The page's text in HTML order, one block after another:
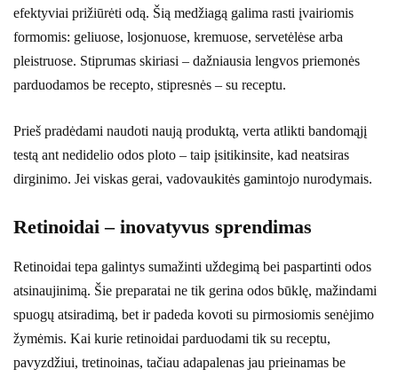
efektyviai prižiūrėti odą. Šią medžiagą galima rasti įvairiomis
formomis: geliuose, losjonuose, kremuose, servetėlėse arba
pleistruose. Stiprumas skiriasi – dažniausia lengvos priemonės
parduodamos be recepto, stipresnės – su receptu.
Prieš pradėdami naudoti naują produktą, verta atlikti bandomąjį
testą ant nedidelio odos ploto – taip įsitikinsite, kad neatsiras
dirginimo. Jei viskas gerai, vadovaukitės gamintojo nurodymais.
Retinoidai – inovatyvus sprendimas
Retinoidai tepa galintys sumažinti uždegimą bei paspartinti odos
atsinaujinimą. Šie preparatai ne tik gerina odos būklę, mažindami
spuogų atsiradimą, bet ir padeda kovoti su pirmosiomis senėjimo
žymėmis. Kai kurie retinoidai parduodami tik su receptu,
pavyzdžiui, tretinoinas, tačiau adapalenas jau prieinamas be